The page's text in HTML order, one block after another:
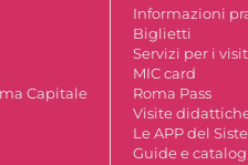
Capitale
Informazioni
Biglietti
Servizi per i
MIC card
Roma Pass
Visite
Le APP del
Guide e